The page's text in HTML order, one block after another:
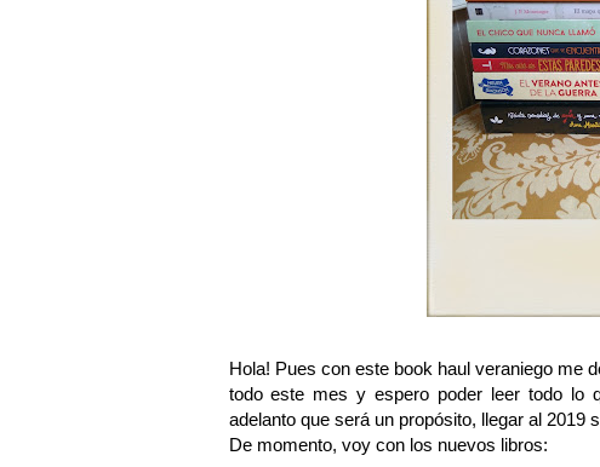
Hola! Pues con este book haul veraniego me
todo este mes y espero poder leer todo lo
adelanto que será un propósito, llegar al 2019
De momento, voy con los nuevos libros: